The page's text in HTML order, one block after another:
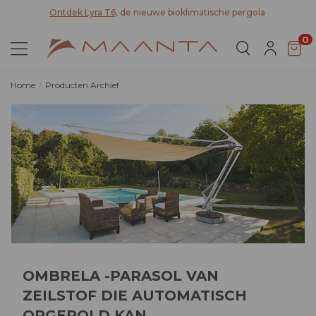
Ontdek Lyra T6,de nieuwe bioklimatische pergola
0
Home Producten Archief
OMBRELA -PARASOL VAN
ZEILSTOF DIE AUTOMATISCH